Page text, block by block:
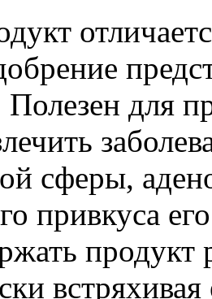
для
сферы,
привкуса
продукт